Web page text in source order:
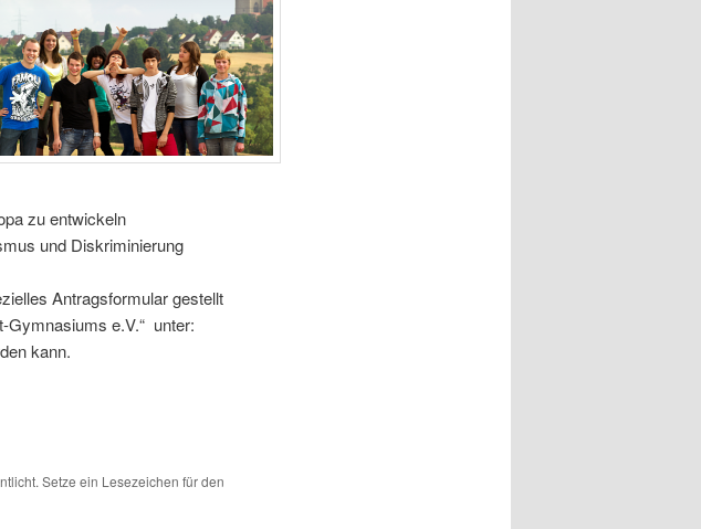
zu entwickeln
und Diskriminierung
Antragsformular gestellt
Gymnasiums e.V.“ unter:
kann.
Setze ein Lesezeichen für den